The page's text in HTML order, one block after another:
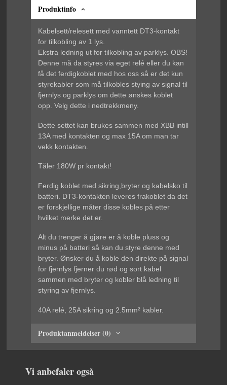
Produktinfo
Kabelsett/relesett med vanntett DT3-kontakt
for tilkobling av 1 lys.
Ekstra ledning ut for tilkobling av parklys. OBS!
Denne må da styres via eget relé eller du kan
få det ferdigkoblet med hos oss så er det kun
styrekabler som må tilkobles stying av signal til
fjernlys og parklys om dette ønskes koblet
opp. Velg dette i nedtrekkmeny.
Dette settet kan brukes sammen med XBB intill
13A med kontakten og max 15A om man tar
vekk kontakten.
Tåler 180W pr kontakt!
Ferdig koblet med sikring,bryter og kabelsko til
batteri. DT3-kontakten leveres frakoblet da det
er forskjellige måter disse kobles på etter
hvilket merke det er.
Alt du trenger å gjøre er å koble pluss og
minus på batteri så kan du styre denne med
bryter. Ønsker du å koble den direkte på signal
for fjernlys fjerner du rød og sort kabel
sammen med bryter og kobler blå ledning til
styring av fjernlys.
40A relé, 25A sikring og 2.5mm² kabler.
Produktanmeldelser (0)
Vi anbefaler også